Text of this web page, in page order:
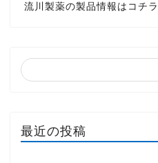
流川製薬の製品情報はコチラ
最近の投稿